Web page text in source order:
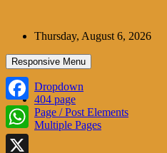
contentThursday, August 6, 2026
Responsive Menu
Dropdown
404 page
Page / Post Elements
Multiple Pages
Facebook
WhatsApp